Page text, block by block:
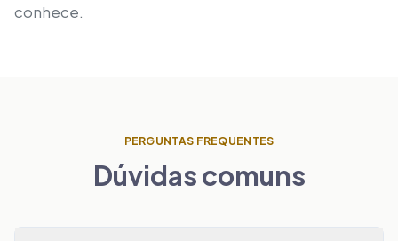
conhece.
PERGUNTAS FREQUENTES
Dúvidas comuns